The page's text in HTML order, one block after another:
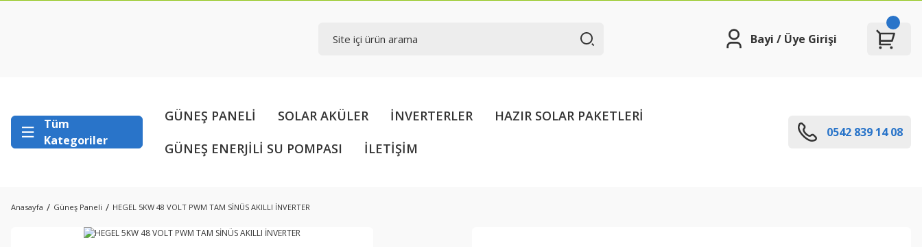
Bayi / Üye Girişi
Tüm
Kategoriler
GÜNEŞ PANELİ SOLAR AKÜLER İNVERTERLER
HAZIR SOLAR PAKETLERİ
GÜNEŞ ENERJİLİ SU POMPASI
İLETİŞİM
0542 839 14 08
Anasayfa Güneş Paneli HEGEL 5KW 48 VOLT PWM TAM SİNÜS AKILLI İNVERTER